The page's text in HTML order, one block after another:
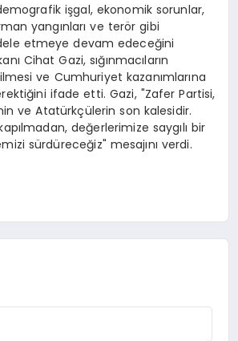
işgal, ekonomik sorunlar,
yangınları ve terör gibi
etmeye devam edeceğini
Cihat Gazi, sığınmacıların
ve Cumhuriyet kazanımlarına
ifade etti. Gazi, "Zafer Partisi,
ve Atatürkçülerin son kalesidir.
değerlerimize saygılı bir
sürdüreceğiz" mesajını verdi.